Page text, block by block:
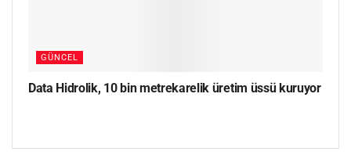
GÜNCEL
Data Hidrolik, 10 bin metrekarelik üretim üssü kuruyor